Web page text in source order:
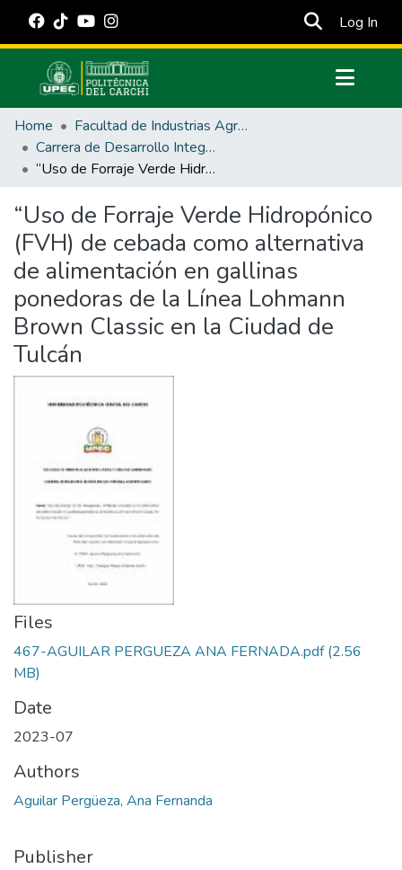
Log In
Communities & Collections
All of DSpace
Statistics
Estadísticas Externas
Manuales
Home
Facultad de Industrias Agropecuarias y Ciencias Ambientales
Carrera de Desarrollo Integral Agropecuario
“Uso de Forraje Verde Hidropónico (FVH) de cebada como alternativa de alimentación en gallinas ponedoras de la Línea Lohmann Brown Classic en la Ciudad de Tulcán
“Uso de Forraje Verde Hidropónico
(FVH) de cebada como alternativa
de alimentación en gallinas
ponedoras de la Línea Lohmann
Brown Classic en la Ciudad de
Tulcán
Files
467-AGUILAR PERGUEZA ANA FERNADA.pdf(2.56
MB)
Date
2023-07
Authors
Aguilar Pergüeza, Ana Fernanda
Publisher